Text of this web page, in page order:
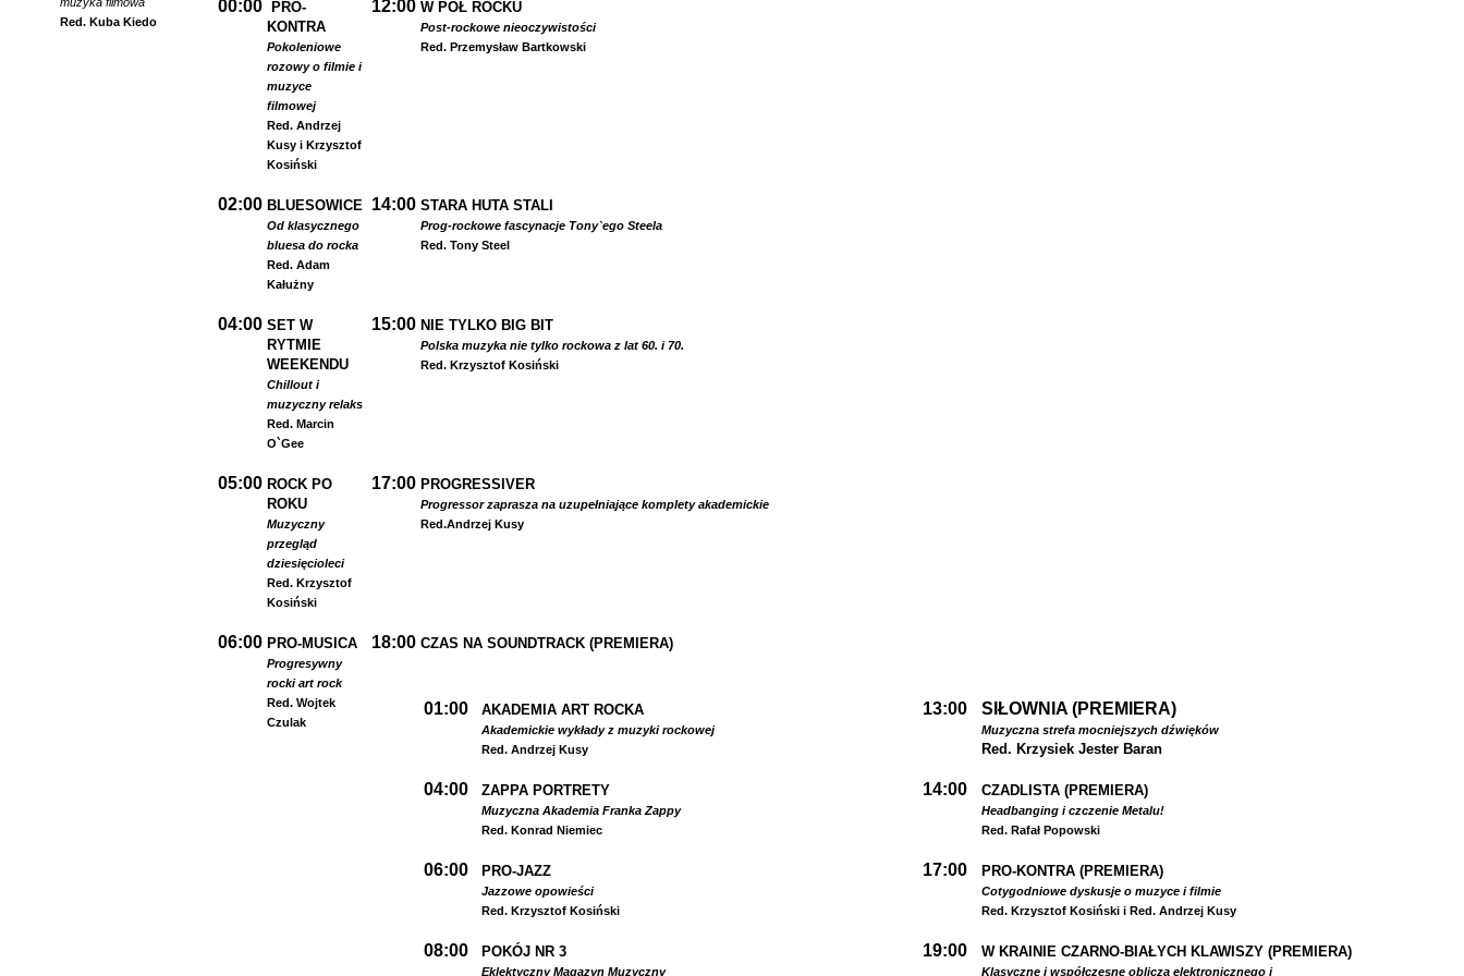
Red. Kuba Kiedo
00:00
PRO-
KONTRA
Pokoleniowe
rozowy o filmie i
muzyce
filmowej
Red. Andrzej
Kusy i Krzysztof
Kosiński
12:00 W PÓŁ ROCKU
Post-rockowe nieoczywistości
Red. Przemysław Bartkowski
02:00 BLUESOWICE
Od klasycznego
bluesa do rocka
Red. Adam
Kałużny
14:00 STARA HUTA STALI
Prog-rockowe fascynacje Tony`ego Steela
Red. Tony Steel
04:00 SET W
RYTMIE
WEEKENDU
Chillout i
muzyczny relaks
Red. Marcin
O`Gee
15:00 NIE TYLKO BIG BIT
Polska muzyka nie tylko rockowa z lat 60. i 70.
Red. Krzysztof Kosiński
05:00 ROCK PO
ROKU
Muzyczny
przegląd
dziesięcioleci
Red. Krzysztof
Kosiński
17:00 PROGRESSIVER
Progressor zaprasza na uzupełniające komplety akademickie
Red.Andrzej Kusy
06:00 PRO-MUSICA
Progresywny
rocki art rock
Red. Wojtek
Czulak
18:00 CZAS NA SOUNDTRACK (PREMIERA)
01:00 AKADEMIA ART ROCKA
Akademickie wykłady z muzyki rockowej
Red. Andrzej Kusy
13:00 SIŁOWNIA (PREMIERA)
Muzyczna strefa mocniejszych dźwięków
Red. Krzysiek Jester Baran
04:00 ZAPPA PORTRETY
Muzyczna Akademia Franka Zappy
Red. Konrad Niemiec
14:00 CZADLISTA (PREMIERA)
Headbanging i czczenie Metalu!
Red. Rafał Popowski
06:00 PRO-JAZZ
Jazzowe opowieści
Red. Krzysztof Kosiński
17:00 PRO-KONTRA (PREMIERA)
Cotygodniowe dyskusje o muzyce i filmie
Red. Krzysztof Kosiński i Red. Andrzej Kusy
08:00 POKÓJ NR 3
Eklektyczny Magazyn Muzyczny
19:00 W KRAINIE CZARNO-BIAŁYCH KLAWISZY (PREMIERA)
Klasyczne i współczesne oblicza elektronicznego i